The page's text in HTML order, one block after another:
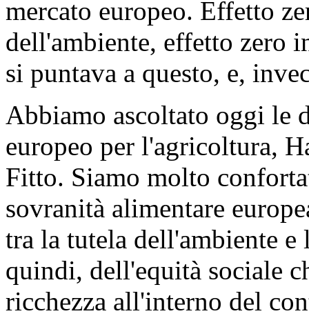
mercato europeo. Effetto
dell'ambiente, effetto zero
si puntava a questo, e,
Abbiamo ascoltato oggi le
europeo per l'agricoltura,
Fitto. Siamo molto
sovranità alimentare
tra la tutela dell'ambiente
quindi, dell'equità sociale
ricchezza all'interno del